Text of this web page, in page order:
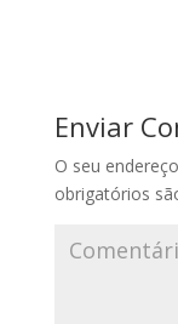
Enviar
O seu
obrigatórios